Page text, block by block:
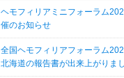
ヘモフィリアミニフォーラム
催のお知らせ
全国ヘモフィリアフォーラム
北海道の報告書が出来上がりま